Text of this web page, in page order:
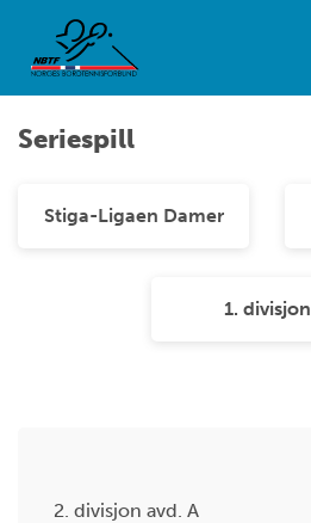
Seriespill
Stiga-Ligaen Damer
1. divisjon
2. divisjon avd. A